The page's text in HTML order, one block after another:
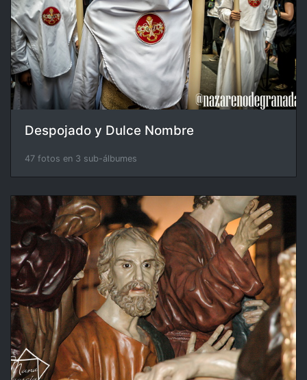
Despojado y Dulce Nombre
47 fotos en 3 sub-álbumes